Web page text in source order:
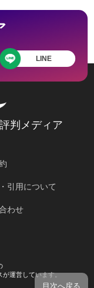
LINE
判メディア
引用について
わせ
が運営しています。
目次へ戻る